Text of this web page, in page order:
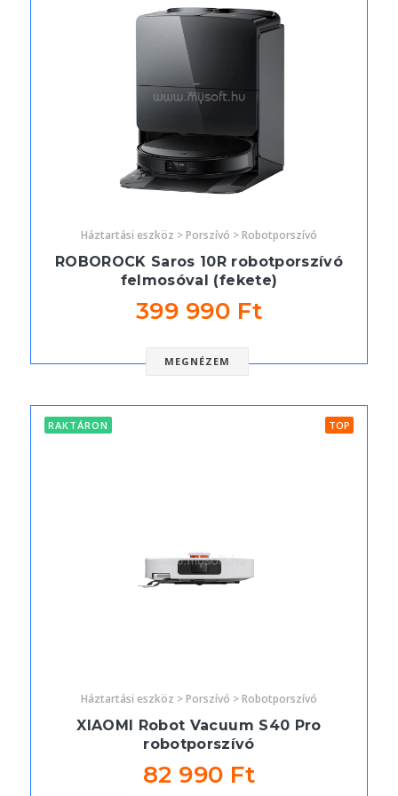
Háztartási eszköz > Porszívó > Robotporszívó
ROBOROCK Saros 10R robotporszívó
felmosóval (fekete)
399 990 Ft
MEGNÉZEM
RAKTÁRON TOP
Háztartási eszköz > Porszívó > Robotporszívó
XIAOMI Robot Vacuum S40 Pro
robotporszívó
82 990 Ft